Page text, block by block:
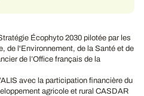
Écophyto 2030 pilotée par les
de l'Environnement, de la Santé et de
de l’Office français de la
avec la participation financière du
agricole et rural CASDAR